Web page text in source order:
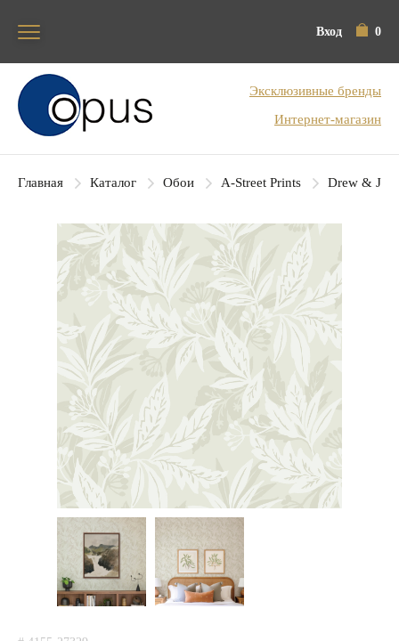
Вход 0
Блок поиска
Эксклюзивные бренды
Интернет-магазин
Главная Каталог Обои A-Street Prints Drew &